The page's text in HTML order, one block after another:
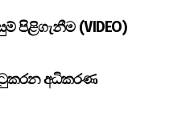
පිළිගැනීම (VIDEO)
අධිකරණ